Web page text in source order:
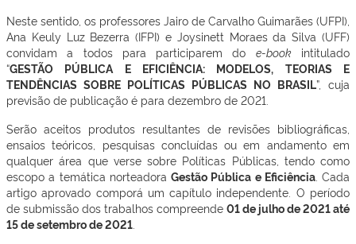
Neste sentido, os professores Jairo de Carvalho Guimarães (UFPI),
Ana Keuly Luz Bezerra (IFPI) e Joysinett Moraes da Silva (UFF)
convidam a todos para participarem do e-bookintitulado
“GESTÃO PÚBLICA E EFICIÊNCIA: MODELOS, TEORIAS E
TENDÊNCIAS SOBRE POLÍTICAS PÚBLICAS NO BRASIL”, cuja
previsão de publicação é para dezembro de 2021.
Serão aceitos produtos resultantes de revisões bibliográficas,
ensaios teóricos, pesquisas concluídas ou em andamento em
qualquer área que verse sobre Políticas Públicas, tendo como
escopo a temática norteadora Gestão Pública e Eficiência. Cada
artigo aprovado comporá um capítulo independente. O período
de submissão dos trabalhos compreende 01 de julho de 2021 até
15 de setembro de 2021